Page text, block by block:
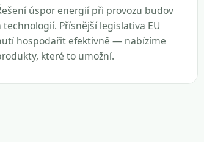
úspor energií při provozu budov
technologií. Přísnější legislativa EU
hospodařit efektivně — nabízíme
které to umožní.